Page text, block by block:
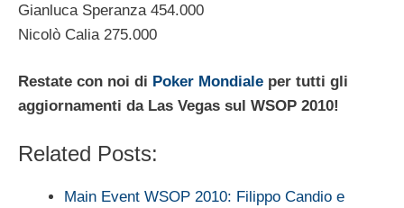
Gianluca Speranza 454.000
Nicolò Calia 275.000
Restate con noi di Poker Mondiale per tutti gli
aggiornamenti da Las Vegas sul WSOP 2010!
Related Posts:
Main Event WSOP 2010: Filippo Candio e